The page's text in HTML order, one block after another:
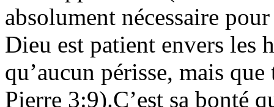
absolument nécessaire
Dieu est patient envers les
qu’aucun périsse, mais
Pierre 3:9).C’est sa bonté